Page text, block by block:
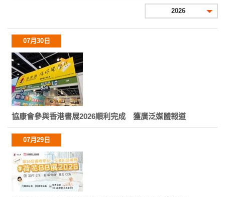
2026
07月30日
協康會參與香港書展2026順利完成 獲廣泛媒體報道
07月29日